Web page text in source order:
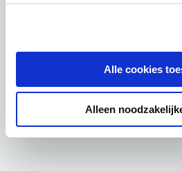
Alle cookies
Alleen